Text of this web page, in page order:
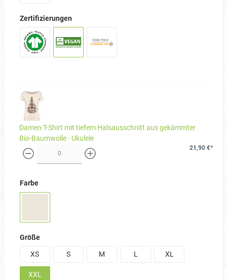
Zertifizierungen
Damen T-Shirt mit tiefem Halsausschnitt aus gekämmter
Bio-Baumwolle - Ukulele
weniger mehr
21,90 €*
Farbe
Größe
XS
S M L XL
XXL